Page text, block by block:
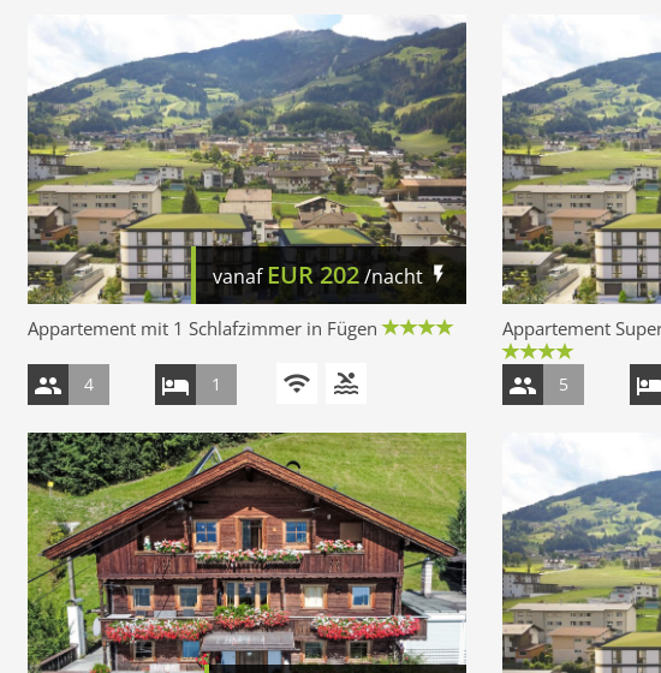
vanafEUR202/nacht
Appartement mit 1 Schlafzimmer in Fügen
4 1
Appartement
5